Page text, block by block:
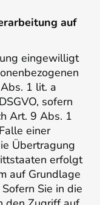
auf
eingewilligt
1 lit. a
sofern
Art. 9 Abs. 1
einer
Übertragung
erfolgt
auf Grundlage
Sie in die